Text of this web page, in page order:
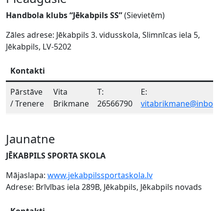
Handbola klubs “Jēkabpils SS”(Sievietēm)
Zāles adrese: Jēkabpils 3. vidusskola, Slimnīcas iela 5,
Jēkabpils, LV-5202
Kontakti
Pārstāve
/ Trenere
Vita
Brikmane
T:
26566790
E:
Jaunatne
JĒKABPILS SPORTA SKOLA
Mājaslapa: www.jekabpilssportaskola.lv
Adrese: Brīvības iela 289B, Jēkabpils, Jēkabpils novads